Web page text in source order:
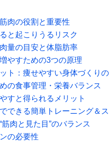
肉の役割と重要性
と起こりうるリスク
量の目安と体脂肪率
やすための3つの原理
ト：痩せやすい身体づくり
の食事管理・栄養バランス
すと得られるメリット
できる簡単トレーニング＆
肉と見た目”のバランス
の必要性